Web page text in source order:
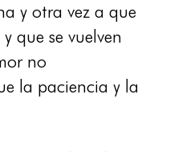
y otra vez a que
que se vuelven
no
la paciencia y la